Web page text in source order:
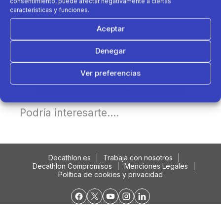
características y funciones.
Aceptar
Denegar
Ver preferencias
Podría interesarte....
Decathlon.es
Trabaja con nosotros
Decathlon Compromisos
Menciones Legales
Política de cookies y privacidad